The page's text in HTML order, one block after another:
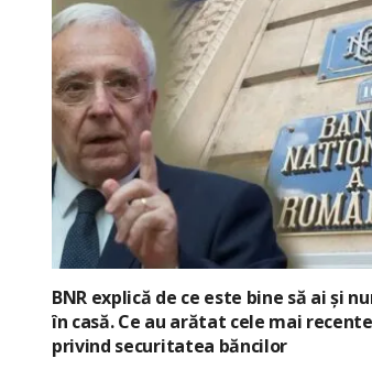
BNR explică de ce este bine să ai și
în casă. Ce au arătat cele mai
privind securitatea băncilor